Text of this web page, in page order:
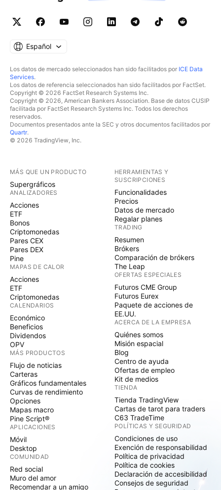
Español
Los datos de mercado seleccionados han sido facilitados por ICE Data
Services.
Los datos de referencia seleccionados han sido facilitados por FactSet.
Copyright © 2026 FactSet Research Systems Inc.
Copyright © 2026, American Bankers Association. Base de datos CUSIP
facilitada por FactSet Research Systems Inc. Todos los derechos
reservados.
Documentos presentados ante la SEC y otros documentos facilitados por
Quartr.
© 2026 TradingView, Inc.
MÁS QUE UN PRODUCTO
Supergráficos
ANALIZADORES
Acciones
ETF
Bonos
Criptomonedas
Pares CEX
Pares DEX
Pine
MAPAS DE CALOR
Acciones
ETF
Criptomonedas
CALENDARIOS
Económico
Beneficios
Dividendos
OPV
MÁS PRODUCTOS
Flujo de noticias
Carteras
Gráficos fundamentales
Curvas de rendimiento
Opciones
Mapas macro
Pine Script®
APLICACIONES
Móvil
Desktop
COMUNIDAD
Red social
Muro del amor
Recomendar a un amigo
HERRAMIENTAS Y
SUSCRIPCIONES
Funcionalidades
Precios
Datos de mercado
Regalar planes
TRADING
Resumen
Brókers
Comparación de brókers
The Leap
OFERTAS ESPECIALES
Futuros CME Group
Futuros Eurex
Paquete de acciones de
EE.UU.
ACERCA DE LA EMPRESA
Quiénes somos
Misión espacial
Blog
Centro de ayuda
Ofertas de empleo
Kit de medios
TIENDA
Tienda TradingView
Cartas de tarot para traders
C63 TradeTime
POLÍTICAS Y SEGURIDAD
Condiciones de uso
Exención de responsabilidad
Política de privacidad
Política de cookies
Declaración de accesibilidad
Consejos de seguridad